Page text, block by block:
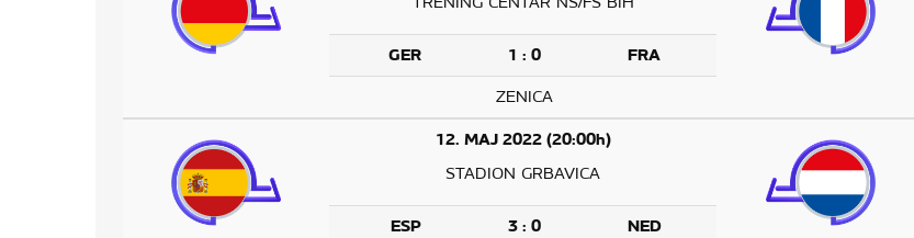
GER 1 : 0 FRA
ZENICA
12. MAJ 2022 (20:00h)
STADION GRBAVICA
ESP 3 : 0 NED